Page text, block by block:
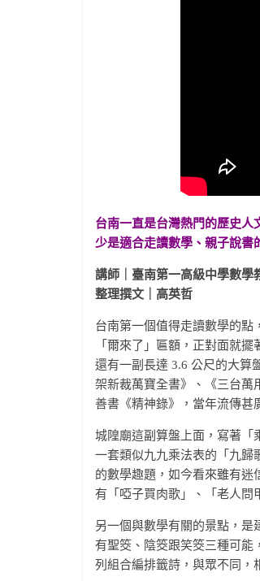
台南一直是台灣熱門的歷史人
少是適合走讀數學、親子說書
講師｜臺南第一高級中學數學
整理撰文｜高英哲
台南第一個值得走讀數學的點
「爾來了」匾額，正對面就
還有一副長達 3.6 公尺的大算
架新裁萬寶全書》、《三台萬
善書《精神錄》，當年流傳甚
城隍廟這副算盤上面，寫著「
一套類似九九乘法表的「九歸
的數學趣題，如今看來雖有迷
有「啞子買肉歌」、「老人問
另一個與數學有關的景點，是
有聖筊、陰筊跟笑筊三種可能
列組合編排籤詩，與眾不同，